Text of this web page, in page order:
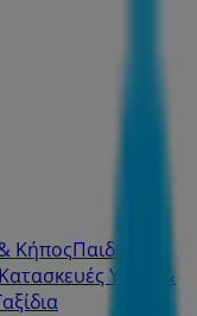
ΚήποςΠαιδιά &
Υγεία &